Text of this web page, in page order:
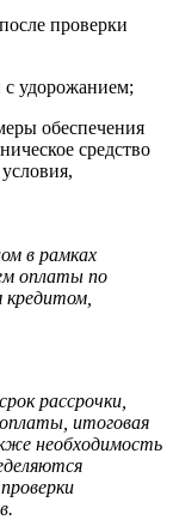
проверки
удорожанием;
обеспечения
средство
в рамках
оплаты по
кредитом,
рассрочки,
итоговая
необходимость